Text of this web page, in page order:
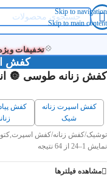
Skip to navigation
Skip to main content
💠تخفیفات
کفش
کفش زنانه طوسی 🔘
کفش اسپرت زنانه
شیک
کفش
توشیک/کفش زنانه/کفش
نمایش 1–24 از 64 نتیجه
مشاهده فیلترها